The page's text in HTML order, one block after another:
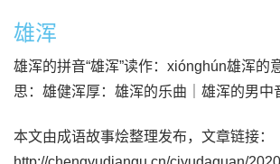
雄浑
雄浑的拼音“雄浑”读作：xiónghún雄浑的
思：雄健浑厚：雄浑的乐曲｜雄浑的男中
本文由成语故事烩整理发布，文章链接：